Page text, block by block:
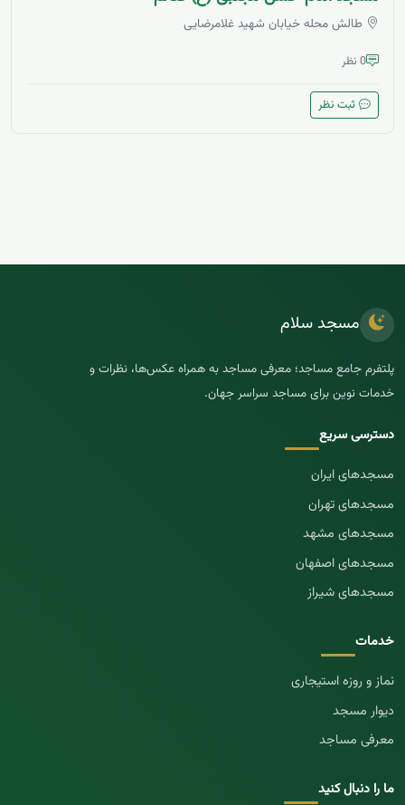
طالش محله خیابان شهید غلامرضایی
0 نظر
ثبت نظر
مسجد سلام
پلتفرم جامع مساجد؛ معرفی مساجد به همراه عکس‌ها، نظرات و
خدمات نوین برای مساجد سراسر جهان.
دسترسی سریع
مسجد‌های ایران
مسجد‌های تهران
مسجد‌های مشهد
مسجد‌های اصفهان
مسجد‌های شیراز
خدمات
نماز و روزه استیجاری
دیوار مسجد
معرفی مساجد
ما را دنبال کنید